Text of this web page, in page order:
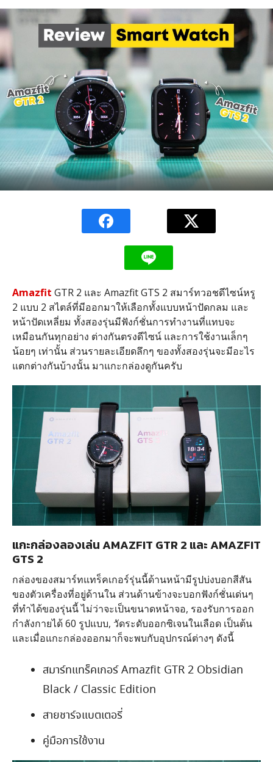
Amazfit GTR 2 และ Amazfit GTS 2 สมาร์ทวอชดีไซน์หรู
2 แบบ 2 สไตล์ที่มีออกมาให้เลือกทั้งแบบหน้าปัดกลม และ
หน้าปัดเหลี่ยม ทั้งสองรุ่นมีฟังก์ชั่นการทำงานที่แทบจะ
เหมือนกันทุกอย่าง ต่างกันตรงดีไซน์ และการใช้งานเล็กๆ
น้อยๆ เท่านั้น ส่วนรายละเอียดลึกๆ ของทั้งสองรุ่นจะมีอะไร
แตกต่างกันบ้างนั้น มาแกะกล่องดูกันครับ
แกะกล่องลองเล่น AMAZFIT GTR 2 และ AMAZFIT
GTS 2
กล่องของสมาร์ทแทร็คเกอร์รุ่นนี้ด้านหน้ามีรูปบ่งบอกสีสัน
ของตัวเครื่องที่อยู่ด้านใน ส่วนด้านข้างจะบอกฟังก์ชั่นเด่นๆ
ที่ทำได้ของรุ่นนี้ ไม่ว่าจะเป็นขนาดหน้าจอ, รองรับการออก
กำลังกายได้ 60 รูปแบบ, วัดระดับออกซิเจนในเลือด เป็นต้น
และเมื่อแกะกล่องออกมาก็จะพบกับอุปกรณ์ต่างๆ ดังนี้
สมาร์ทแทร็คเกอร์ Amazfit GTR 2 Obsidian
Black / Classic Edition
สายชาร์จแบตเตอรี่
คู่มือการใช้งาน